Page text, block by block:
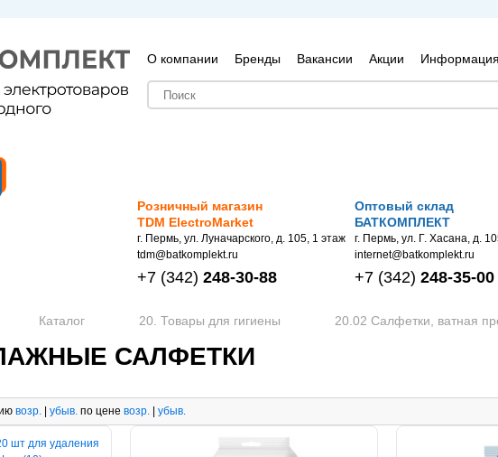
О компании Бренды Вакансии Акции Информация
Розничный магазин
TDM ElectroMarket
г. Пермь, ул. Луначарского, д. 105, 1 этаж
tdm@batkomplekt.ru
+7 (342) 248-30-88
Оптовый склад
БАТКОМПЛЕКТ
г. Пермь, ул. Г. Хасана, д.
internet@batkomplekt.ru
+7 (342) 248-35-00
Каталог 20. Товары для гигиены 20.02 Салфетки, ватная
САЛФЕТКИ
возр. | убыв. по цене возр. | убыв.